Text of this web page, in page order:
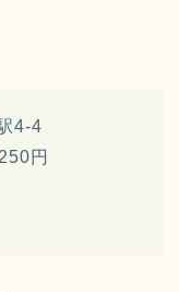
4-4
円